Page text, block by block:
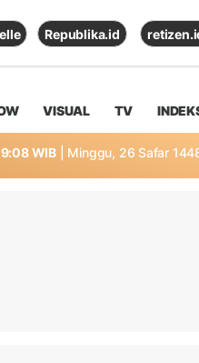
Republika.id
VISUAL TV
WIB | Minggu, 26 Safar